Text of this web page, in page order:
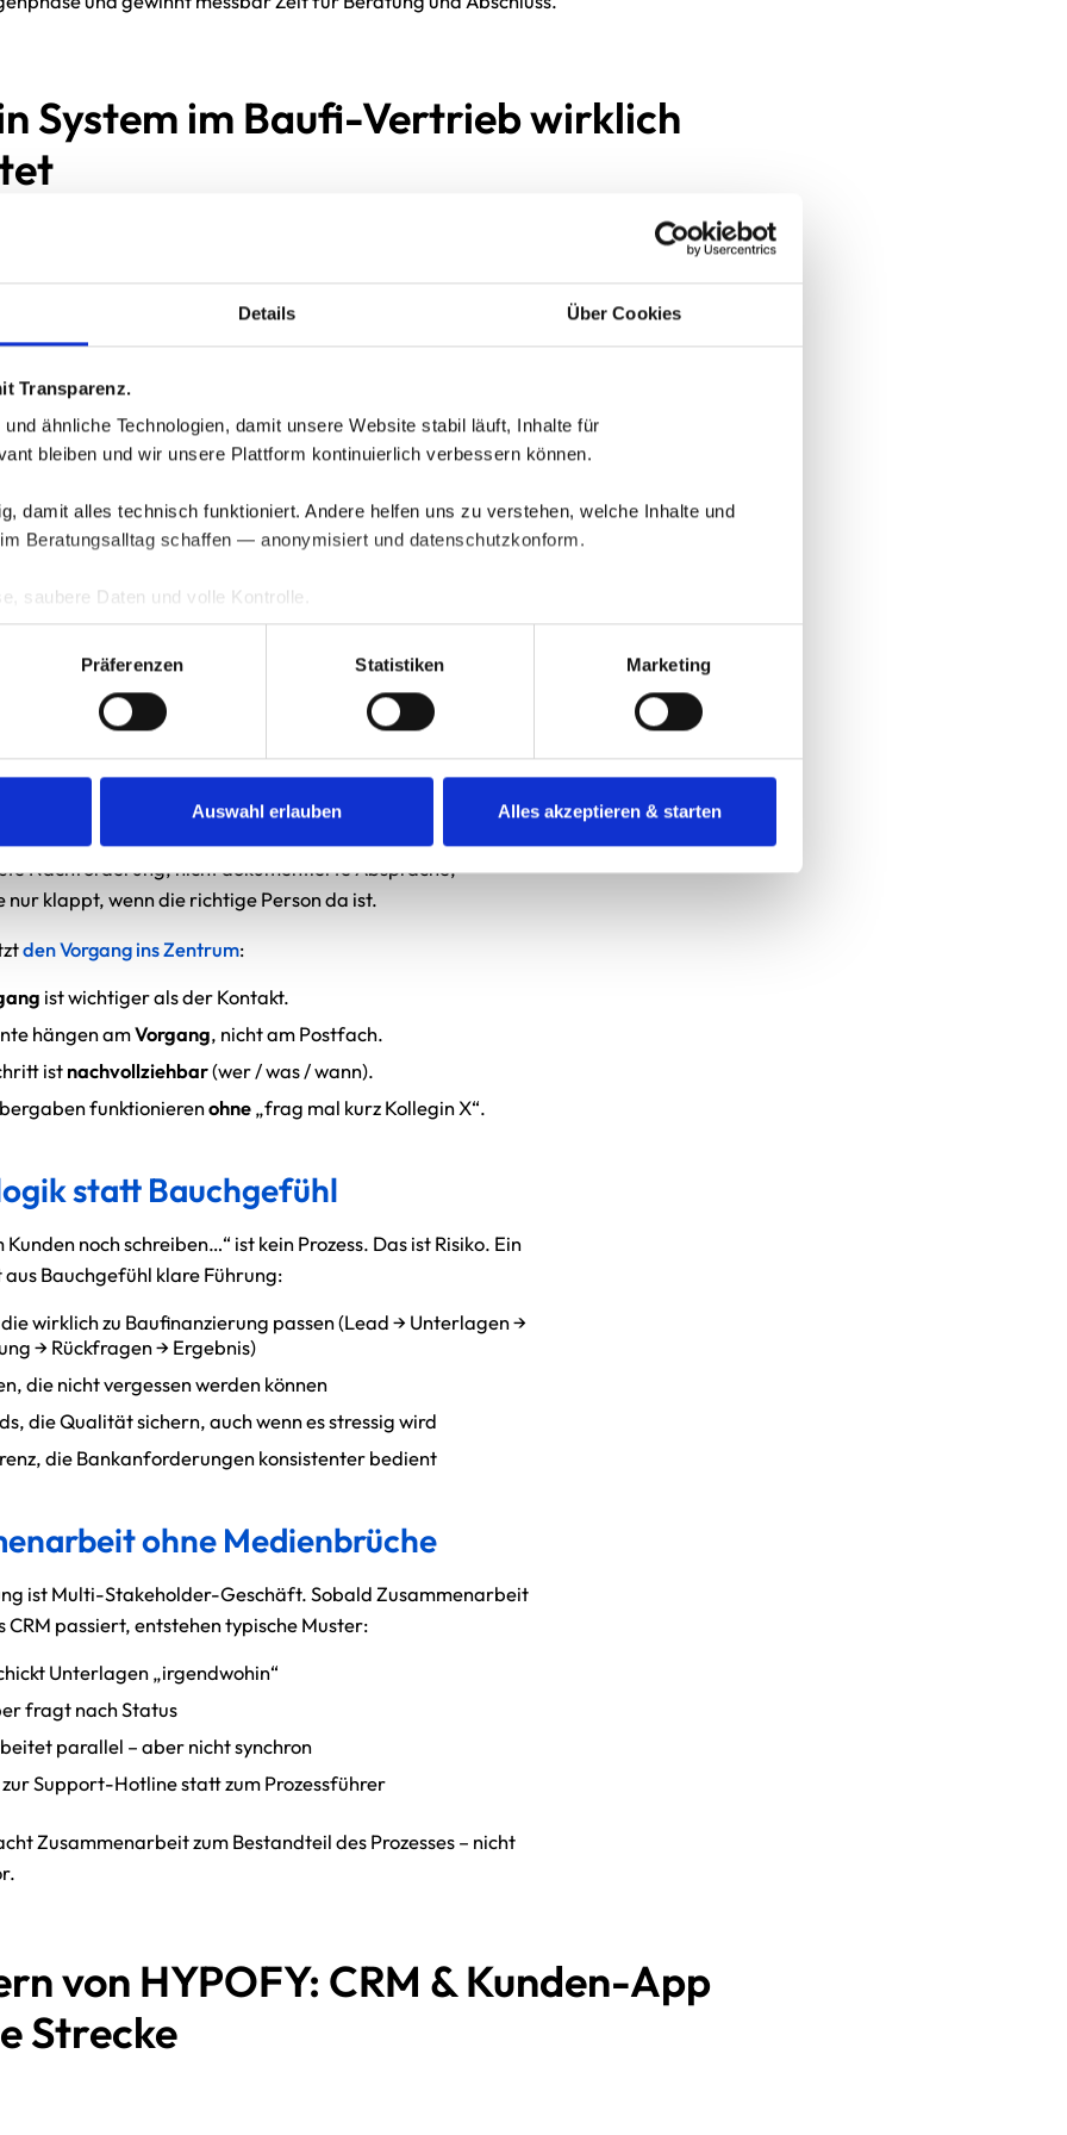
Details Über Cookies
Transparenz.
ähnliche Technologien, damit unsere Website stabil läuft, Inhalte für
bleiben und wir unsere Plattform kontinuierlich verbessern können.
damit alles technisch funktioniert. Andere helfen uns zu verstehen, welche Inhalte und
Beratungsalltag schaffen — anonymisiert und datenschutzkonform.
saubere Daten und volle Kontrolle.
welche Kategorien aktiviert werden.
DSGVO-konform umgesetzt.
Präferenzen Statistiken Marketing
Auswahl erlauben Alles akzeptieren & starten
System im Baufi-Vertrieb wirklich
im hohen zweistelligen Milliardenbereich
bedienen. Das bedeutet für Vermittler: Prozessführung
sondern Voraussetzung für Wachstum.
Wahrheit:Vorgang, Status, Dokumente und Kommunikation an
und nachvollziehbar.
Schattenkanäle.
statt zehn Versionen
Status und Notizen in verschiedenen Kanälen leben,
Unsicherheit. Nicht „ob“, sondern „wann“: falsche
Nachforderung, nicht dokumentierte Absprache,
nur klappt, wenn die richtige Person da ist.
den Vorgang ins Zentrum:
ist wichtiger als der Kontakt.
hängen amVorgang, nicht am Postfach.
istnachvollziehbar(wer / was / wann).
funktionierenohne„frag mal kurz Kollegin X“.
statt Bauchgefühl
Kunden noch schreiben…“ ist kein Prozess. Das ist Risiko. Ein
aus Bauchgefühl klare Führung:
wirklich zu Baufinanzierung passen (Lead → Unterlagen →
→ Rückfragen → Ergebnis)
die nicht vergessen werden können
die Qualität sichern, auch wenn es stressig wird
die Bankanforderungen konsistenter bedient
ohne Medienbrüche
ist Multi-Stakeholder-Geschäft. Sobald Zusammenarbeit
CRM passiert, entstehen typische Muster:
Unterlagen „irgendwohin“
fragt nach Status
parallel – aber nicht synchron
Support-Hotline statt zum Prozessführer
Zusammenarbeit zum Bestandteil des Prozesses – nicht
von HYPOFY: CRM &Kunden-App
Strecke